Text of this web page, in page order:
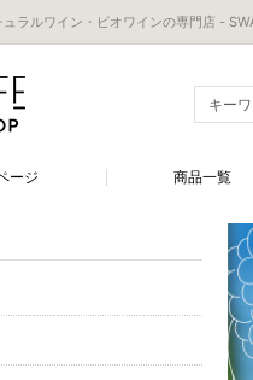
ラルワイン・ビオワインの専門店 -
ージ 商品一覧